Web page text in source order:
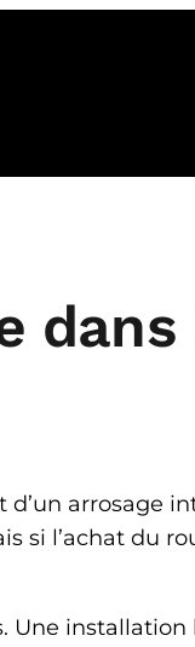
dans
arrosage
si l’achat du
Une